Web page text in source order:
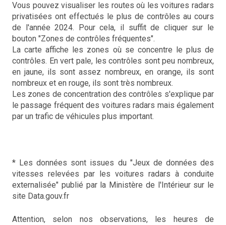
Vous pouvez visualiser les routes où les voitures radars
privatisées ont effectués le plus de contrôles au cours
de l'année 2024. Pour cela, il suffit de cliquer sur le
bouton "Zones de contrôles fréquentes".
La carte affiche les zones où se concentre le plus de
contrôles. En vert pale, les contrôles sont peu nombreux,
en jaune, ils sont assez nombreux, en orange, ils sont
nombreux et en rouge, ils sont très nombreux.
Les zones de concentration des contrôles s'explique par
le passage fréquent des voitures radars mais également
par un trafic de véhicules plus important.
* Les données sont issues du "Jeux de données des
vitesses relevées par les voitures radars à conduite
externalisée" publié par la Ministère de l'Intérieur sur le
site Data.gouv.fr
Attention, selon nos observations, les heures de